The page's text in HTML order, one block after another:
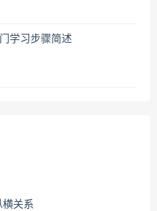
学习步骤简述
横关系